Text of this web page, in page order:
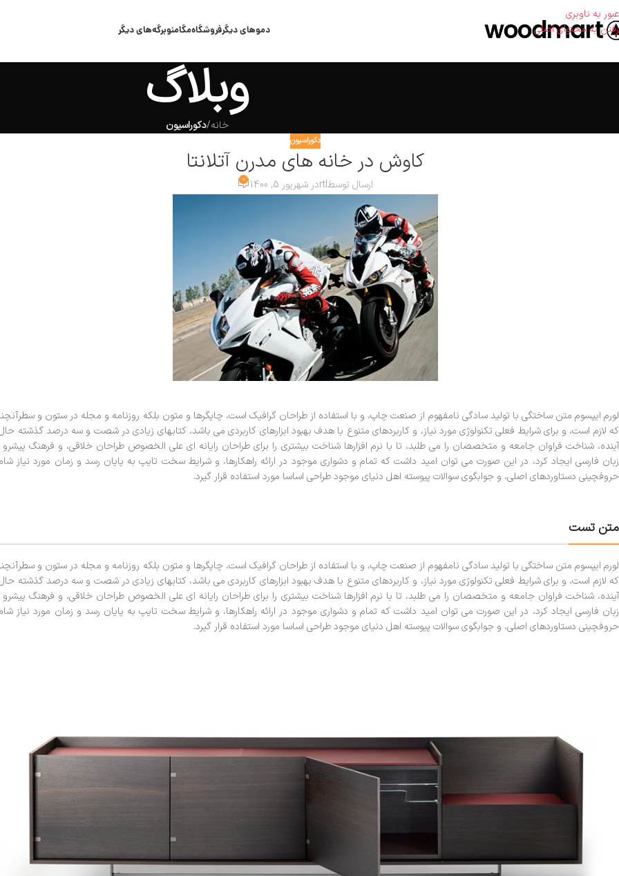
عبور به ناوبری
رفتن به محتوای اصلی
دموهای دیگرفروشگاهمگامنوبرگه‌های دیگر
وبلاگ
خانه/دکوراسیون
دکوراسیون
کاوش در خانه های مدرن آتلانتا
ارسال توسطrtlدر شهریور 5, 1400 0
لورم ایپسوم متن ساختگی با تولید سادگی نامفهوم از صنعت چاپ، و با استفاده از طراحان گرافیک است، چاپگرها و متون بلکه روزنامه و مجله در ستون و
که لازم است، و برای شرایط فعلی تکنولوژی مورد نیاز، و کاربردهای متنوع با هدف بهبود ابزارهای کاربردی می باشد، کتابهای زیادی در شصت و سه درصد گذشته
آینده، شناخت فراوان جامعه و متخصصان را می طلبد، تا با نرم افزارها شناخت بیشتری را برای طراحان رایانه ای علی الخصوص طراحان خلاقی، و فرهنگ پیشرو
زبان فارسی ایجاد کرد، در این صورت می توان امید داشت که تمام و دشواری موجود در ارائه راهکارها، و شرایط سخت تایپ به پایان رسد و زمان مورد نیاز
حروفچینی دستاوردهای اصلی، و جوابگوی سوالات پیوسته اهل دنیای موجود طراحی اساسا مورد استفاده قرار گیرد.
متن تست
لورم ایپسوم متن ساختگی با تولید سادگی نامفهوم از صنعت چاپ، و با استفاده از طراحان گرافیک است، چاپگرها و متون بلکه روزنامه و مجله در ستون و
که لازم است، و برای شرایط فعلی تکنولوژی مورد نیاز، و کاربردهای متنوع با هدف بهبود ابزارهای کاربردی می باشد، کتابهای زیادی در شصت و سه درصد گذشته
آینده، شناخت فراوان جامعه و متخصصان را می طلبد، تا با نرم افزارها شناخت بیشتری را برای طراحان رایانه ای علی الخصوص طراحان خلاقی، و فرهنگ پیشرو
زبان فارسی ایجاد کرد، در این صورت می توان امید داشت که تمام و دشواری موجود در ارائه راهکارها، و شرایط سخت تایپ به پایان رسد و زمان مورد نیاز
حروفچینی دستاوردهای اصلی، و جوابگوی سوالات پیوسته اهل دنیای موجود طراحی اساسا مورد استفاده قرار گیرد.